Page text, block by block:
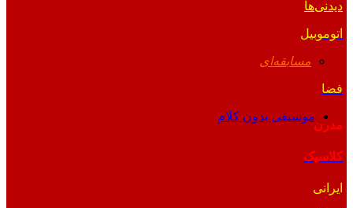
دیدنی‌ها
اتوموبیل
مسابقه‌ای
فضا
موسیقی بدون کلام
مدرن
کلاسیک
ایرانی